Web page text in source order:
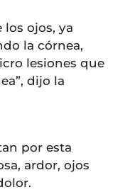
los ojos, ya
la córnea,
lesiones que
dijo la
por esta
ardor, ojos